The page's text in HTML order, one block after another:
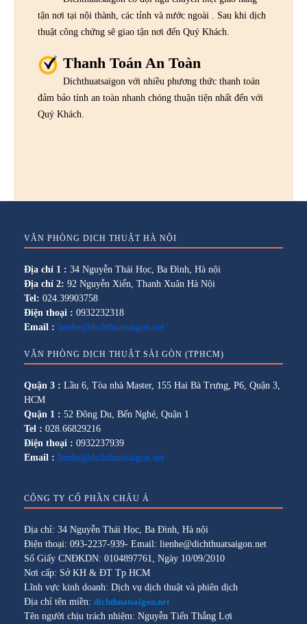
tận nơi tại nội thành, các tỉnh và nước ngoài . Sau khi dịch
thuật công chứng sẽ giao tận nơi đến Quý Khách.
Thanh Toán An Toàn
Dichthuatsaigon với nhiều phương thức thanh toán
đảm bảo tính an toàn nhanh chóng thuận tiện nhất đến với
Quý Khách.
VĂN PHÒNG DỊCH THUẬT HÀ NỘI
Địa chỉ 1 : 34 Nguyễn Thái Học, Ba Đình, Hà nội
Địa chỉ 2: 92 Nguyễn Xiển, Thanh Xuân Hà Nội
Tel: 024.39903758
Điện thoại : 0932232318
Email : lienhe@dichthuatsaigon.net
VĂN PHÒNG DỊCH THUẬT SÀI GÒN (TPHCM)
Quận 3 : Lầu 6, Tòa nhà Master, 155 Hai Bà Trưng, P6, Quận 3,
HCM
Quận 1 : 52 Đông Du, Bến Nghé, Quận 1
Tel : 028.66829216
Điện thoại : 0932237939
Email : lienhe@dichthuatsaigon.net
CÔNG TY CỔ PHẦN CHÂU Á
Địa chỉ: 34 Nguyễn Thái Học, Ba Đình, Hà nội
Điện thoại: 093-2237-939- Email: lienhe@dichthuatsaigon.net
Số Giấy CNĐKDN: 0104897761, Ngày 10/09/2010
Nơi cấp: Sở KH & ĐT Tp HCM
Lĩnh vực kinh doanh: Dịch vụ dịch thuật và phiên dịch
Địa chỉ tên miền: dichthuatsaigon.net
Tên người chịu trách nhiệm: Nguyễn Tiến Thắng Lợi